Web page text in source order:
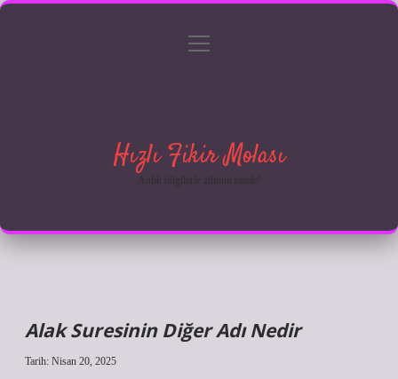
Gizlilik Politikası
menüyü
Hızlı Fikir Molası
Anlık bilgilerle zihnini tazele!
Alak Suresinin Diğer Adı Nedir
Tarih: Nisan 20, 2025